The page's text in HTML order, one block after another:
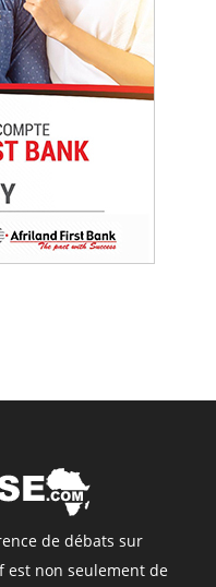
de débats sur
est non seulement de